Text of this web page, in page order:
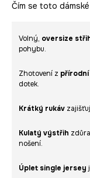
Čím se toto
Volný, oversize
pohybu.
Zhotovení z přírodní
dotek.
Krátký rukáv
Kulatý výstřih
nošení.
Úplet single jersey